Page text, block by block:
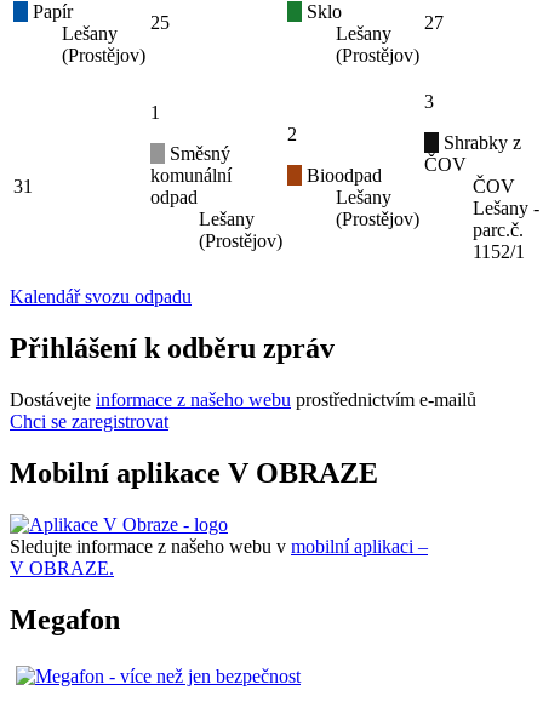
Papír
Lešany
(Prostějov)
25
Sklo
Lešany
(Prostějov)
27
31
1
Směsný
komunální
odpad
Lešany
(Prostějov)
2
Bioodpad
Lešany
(Prostějov)
3
Shrabky z
ČOV
ČOV
Lešany -
parc.č.
1152/1
Kalendář svozu odpadu
Přihlášení k odběru zpráv
Dostávejte informace z našeho webu prostřednictvím e-mailů
Chci se zaregistrovat
Mobilní aplikace V OBRAZE
Sledujte informace z našeho webu v mobilní aplikaci –
V OBRAZE.
Megafon